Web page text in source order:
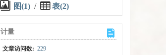
图(1) / 表(2)
计量
文章访问数: 229